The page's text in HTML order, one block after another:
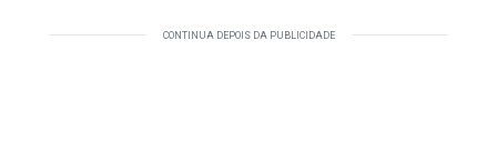
CONTINUA DEPOIS DA PUBLICIDADE